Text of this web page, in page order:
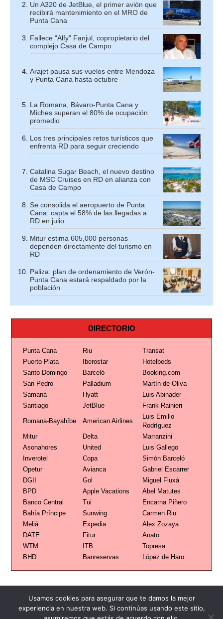
Un A320 de JetBlue, el primer avión que
recibirá mantenimiento en el MRO de
Punta Cana
Fallece “Alfy” Fanjul, copropietario del
complejo Casa de Campo
Arajet pausa sus vuelos entre Mendoza
y Punta Cana hasta octubre
La Romana, Bávaro-Punta Cana y
Miches superan el 80% de ocupación
promedio
Los tres principales retos turísticos que
enfrenta RD para seguir creciendo
Catalina Sugar Beach, el nuevo destino
de MSC Cruises en RD en alianza con
Casa de Campo
Se consolida el aeropuerto de Punta
Cana: capta el 58% de las llegadas a
RD en julio
Mitur estima 605,000 personas
dependen directamente del turismo en
RD
Paliza: plan de ordenamiento de Verón-
Punta Cana estará respaldado por la
población
DIRECTORIO
Punta Cana Riu
Transat
Puerto Plata
Iberostar
Hotelbeds
Santo Domingo
Barceló
Booking.com
San Pedro
Palladium
Martín de Oliva
Samaná
Hyatt
Luis Abinader
Santiago
JetBlue Frank Rainieri
Romana-Bayahíbe American Airlines
Luis Emilio
Rodríguez
Mitur
Delta
Marranzini
Asonahores
United
Luis Gallego
Inverotel
Copa
Simón Barceló
Opetur
Avianca
Gabriel Escarrer
DGII
Gol
Miguel Fluxá
BPD
Apple Vacations
Abel Matutes
Banco Central
Tui
Encarna Piñero
Bahía Príncipe
Sunwing
Carmen Riu
Meliá
Expedia
Alex Zozaya
DATE
Fitur
Anato
WTM
ITB
Topresa
BHD
Banreservas López de Haro
Usamos cookies para asegurar que te damos la mejor
experiencia en nuestra web. Si continúas usando este sitio,